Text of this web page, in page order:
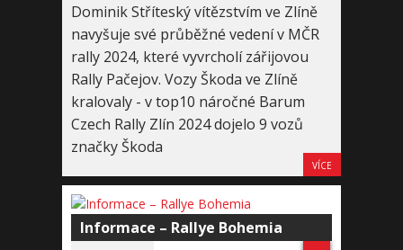
Dominik Stříteský vítězstvím ve Zlíně
navyšuje své průběžné vedení v MČR
rally 2024, které vyvrcholí zářijovou
Rally Pačejov. Vozy Škoda ve Zlíně
kralovaly - v top10 náročné Barum
Czech Rally Zlín 2024 dojelo 9 vozů
značky Škoda
VÍCE
Informace – Rallye Bohemia